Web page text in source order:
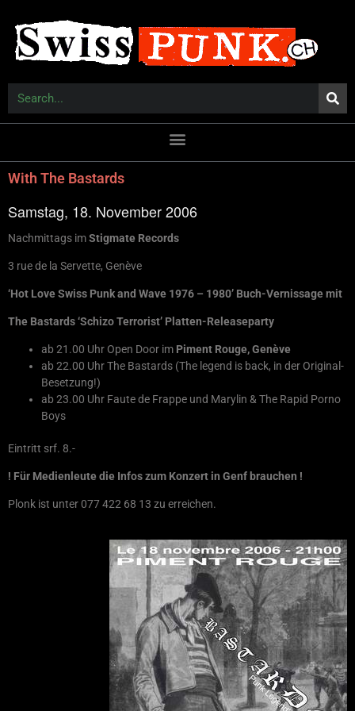
With The Bastards
Samstag, 18. November 2006
Nachmittags imStigmate Records
3 rue de la Servette, Genève
‘Hot Love Swiss Punk and Wave 1976 – 1980’ Buch-Vernissage mit
The Bastards ‘Schizo Terrorist’ Platten-Releaseparty
ab 21.00 Uhr Open Door im Piment Rouge, Genève
ab 22.00 Uhr The Bastards (The legend is back, in der Original-
Besetzung!)
ab 23.00 Uhr Faute de Frappe und Marylin & The Rapid Porno
Boys
Eintritt srf. 8.-
! Für Medienleute die Infos zum Konzert in Genf brauchen !
Plonk ist unter 077 422 68 13 zu erreichen.